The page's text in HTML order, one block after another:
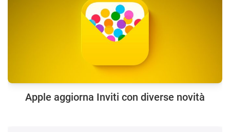
Apple aggiorna Inviti con diverse novità